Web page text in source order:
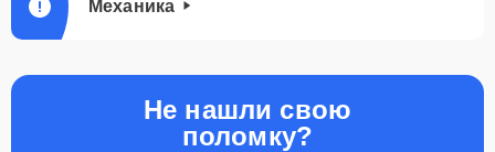
Механика
Не нашли свою
поломку?